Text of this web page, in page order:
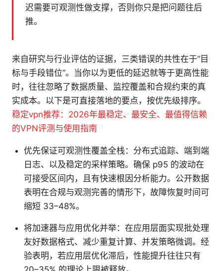
迟需要可观测性做支撑，否则你只是把问题往后
推。
来自研究与行业评估的证据，三类错误的共性在于“目
标与手段错位”。当你以为更低的延迟就等于更高性能
时，往往忽略了数据质量、监控覆盖和合规约束的真
实成本。以下是可直接落地的要点，按优先级排序。
稳定vpn推荐：2026年最稳定、最安全、最值得信赖
的VPN评测与使用指南
优先保证可观测性覆盖全栈：分布式追踪、端到端
日志、以及稳定的采样策略。确保 p95 的波动在
可接受区间内，且有快速根因分析能力。公开数据
表明在合规与观测完善的情形下，故障恢复时间可
缩短 33–48%。
将加速器与应用优化并举：在应用层面实现批处理
友好数据格式、减少重复计算、并发策略微调。经
验表明，若应用层优化滞后，性能提升往往只有